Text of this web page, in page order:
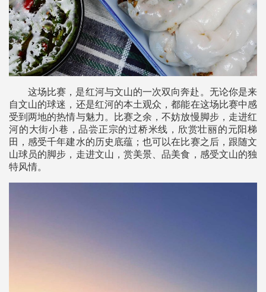
这场比赛，是红河与文山的一次双向奔赴。无论你是来
自文山的球迷，还是红河的本土观众，都能在这场比赛中感
受到两地的热情与魅力。比赛之余，不妨放慢脚步，走进红
河的大街小巷，品尝正宗的过桥米线，欣赏壮丽的元阳梯
田，感受千年建水的历史底蕴；也可以在比赛之后，跟随文
山球员的脚步，走进文山，赏美景、品美食，感受文山的独
特风情。